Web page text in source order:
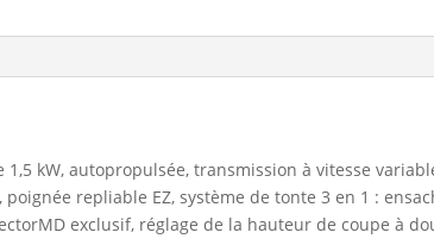
kW, autopropulsée, transmission à vitesse
poignée repliable EZ, système de tonte 3 en 1 :
exclusif, réglage de la hauteur de coupe à